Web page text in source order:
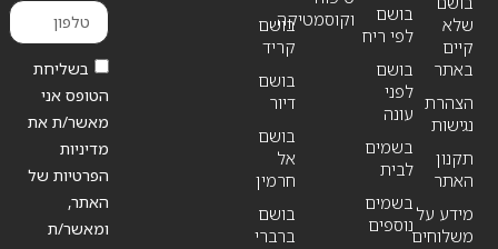
שלא
קיים
באתר
הצהרת
נגישות
תקנון
האתר
מידע על
משלוחים
וקוסמטיקה
בושם
לפי ריח
בושם
לפני
עונה
בשמים
לבית
בשמים
נוספים
בושם
קריד
בושם
דיור
בושם
אל
חרמין
בושם
ברברי
בשליחת
הטופס אני
מאשר/ת את
מדיניות
הפרטיות של
האתר,
ומאשר/ת